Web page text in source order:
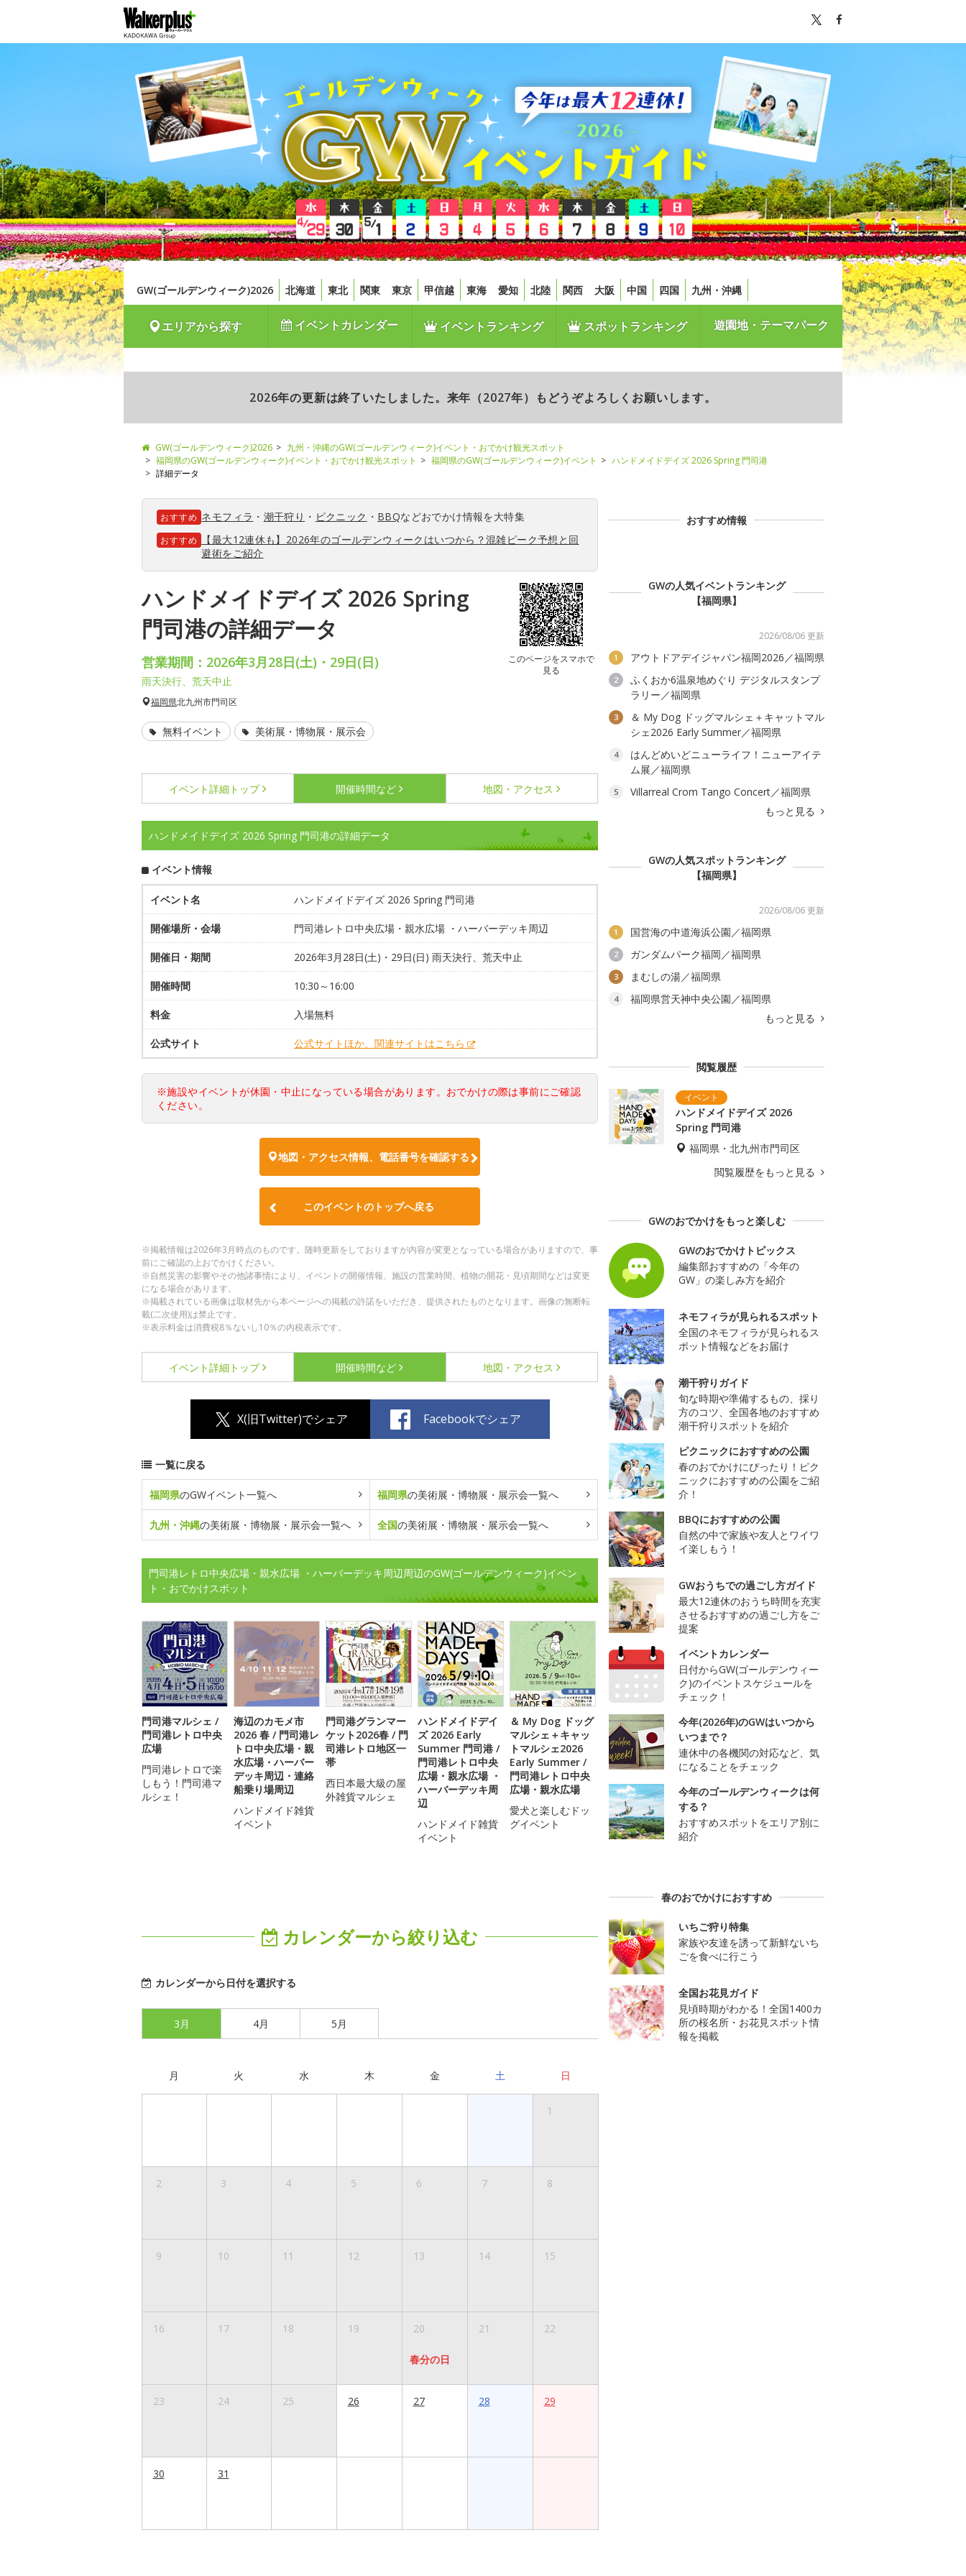
GW(ゴールデンウィーク)2026 北海道 東北 関東 東京 甲信越 東海 愛知 北陸 関西 大阪 中国 四国 九州・沖縄
エリアから探す イベントカレンダー イベントランキング スポットランキング 遊園地・テーマパーク
2026年の更新は終了いたしました。来年（2027年）もどうぞよろしくお願いします。
GW(ゴールデンウィーク)2026
九州・沖縄のGW(ゴールデンウィーク)イベント・おでかけ観光スポット
福岡県のGW(ゴールデンウィーク)イベント・おでかけ観光スポット
福岡県のGW(ゴールデンウィーク)イベント
ハンドメイドデイズ 2026 Spring 門司港
詳細データ
おすすめ ネモフィラ ・ 潮干狩り ・ ピクニック ・ BBQなどおでかけ情報を大特集
おすすめ
【最大12連休も】2026年のゴールデンウィークはいつから？混雑ピーク予想と回
避術をご紹介
ハンドメイドデイズ 2026 Spring
門司港の詳細データ
このページをスマホで
見る
営業期間：2026年3月28日(土)・29日(日)
雨天決行、荒天中止
福岡県北九州市門司区
無料イベント 美術展・博物展・展示会
イベント詳細 トップ 開催時間など 地図・アクセス
ハンドメイドデイズ 2026 Spring 門司港の詳細データ
イベント情報
イベント名 ハンドメイドデイズ 2026 Spring 門司港
開催場所・会場 門司港レトロ中央広場・親水広場 ・ハーバーデッキ周辺
開催日・期間 2026年3月28日(土)・29日(日) 雨天決行、荒天中止
開催時間 10:30～16:00
料金 入場無料
公式サイト 公式サイトほか、関連サイトはこちら
※施設やイベントが休園・中止になっている場合があります。おでかけの際は事前にご確認
ください。
地図・アクセス情報、電話番号を確認する
このイベントのトップへ戻る
※掲載情報は2026年3月時点のものです。随時更新をしておりますが内容が変更となっている場合がありますので、事
前にご確認の上おでかけください。
※自然災害の影響やその他諸事情により、イベントの開催情報、施設の営業時間、植物の開花・見頃期間などは変更
になる場合があります。
※掲載されている画像は取材先から本ページへの掲載の許諾をいただき、提供されたものとなります。画像の無断転
載(二次使用)は禁止です。
※表示料金は消費税8％ないし10％の内税表示です。
イベント詳細 トップ 開催時間など 地図・アクセス
X(旧Twitter)でシェア Facebookでシェア
一覧に戻る
福岡県のGWイベント一覧へ 福岡県の美術展・博物展・展示会一覧へ
九州・沖縄の美術展・博物展・展示会一覧へ 全国の美術展・博物展・展示会一覧へ
門司港レトロ中央広場・親水広場 ・ハーバーデッキ周辺周辺のGW(ゴールデンウィーク)イベン
ト・おでかけスポット
門司港マルシェ /
門司港レトロ中央
広場
門司港レトロで楽
しもう！門司港マ
ルシェ！
海辺のカモメ市
2026 春 / 門司港レ
トロ中央広場・親
水広場・ハーバー
デッキ周辺・連絡
船乗り場周辺
ハンドメイド雑貨
イベント
門司港グランマー
ケット2026春 / 門
司港レトロ地区一
帯
西日本最大級の屋
外雑貨マルシェ
ハンドメイドデイ
ズ 2026 Early
Summer 門司港 /
門司港レトロ中央
広場・親水広場 ・
ハーバーデッキ周
辺
ハンドメイド雑貨
イベント
＆ My Dog ドッグ
マルシェ＋キャッ
トマルシェ2026
Early Summer /
門司港レトロ中央
広場・親水広場
愛犬と楽しむドッ
グイベント
カレンダーから絞り込む
カレンダーから日付を選択する
3月 4月 5月
月 火 水 木 金 土 日
1
2 3 4 5 6 7 8
9 10 11 12 13 14 15
16 17 18 19 20
春分の日
21 22
23 24 25 26 27 28 29
30 31
おすすめ情報
GWの人気イベントランキング
【福岡県】
2026/08/06 更新
1 アウトドアデイジャパン福岡2026／福岡県
2
ふくおか6温泉地めぐり デジタルスタンプ
ラリー／福岡県
3
＆ My Dog ドッグマルシェ＋キャットマル
シェ2026 Early Summer／福岡県
4
はんどめいどニューライフ！ニューアイテ
ム展／福岡県
5
Villarreal Crom Tango Concert／福岡県
もっと見る
GWの人気スポットランキング
【福岡県】
2026/08/06 更新
1 国営海の中道海浜公園／福岡県
2 ガンダムパーク福岡／福岡県
3 まむしの湯／福岡県
4
福岡県営天神中央公園／福岡県
もっと見る
閲覧履歴
ハンドメイドデイズ 2026
Spring 門司港
福岡県・北九州市門司区
閲覧履歴をもっと見る
GWのおでかけをもっと楽しむ
GWのおでかけトピックス
編集部おすすめの「今年の
GW」の楽しみ方を紹介
ネモフィラが見られるスポット
全国のネモフィラが見られるス
ポット情報などをお届け
潮干狩りガイド
旬な時期や準備するもの、採り
方のコツ、全国各地のおすすめ
潮干狩りスポットを紹介
ピクニックにおすすめの公園
春のおでかけにぴったり！ピク
ニックにおすすめの公園をご紹
介！
BBQにおすすめの公園
自然の中で家族や友人とワイワ
イ楽しもう！
GWおうちでの過ごし方ガイド
最大12連休のおうち時間を充実
させるおすすめの過ごし方をご
提案
イベントカレンダー
日付からGW(ゴールデンウィー
ク)のイベントスケジュールを
チェック！
今年(2026年)のGWはいつから
いつまで？
連休中の各機関の対応など、気
になることをチェック
今年のゴールデンウィークは何
する？
おすすめスポットをエリア別に
紹介
春のおでかけにおすすめ
いちご狩り特集
家族や友達を誘って新鮮ないち
ごを食べに行こう
全国お花見ガイド
見頃時期がわかる！全国1400カ
所の桜名所・お花見スポット情
報を掲載